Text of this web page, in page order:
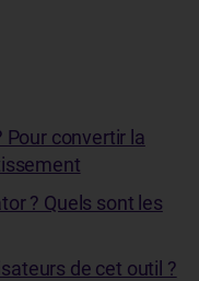
Pour convertir la
? Quels sont les
de cet outil ?